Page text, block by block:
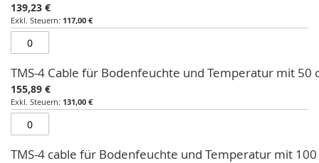
139,23 €
117,00 €
TMS-4 Cable für Bodenfeuchte und Temperatur mit 50
155,89 €
131,00 €
TMS-4 cable für Bodenfeuchte und Temperatur mit